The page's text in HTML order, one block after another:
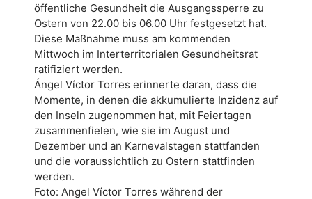
öffentliche Gesundheit die Ausgangssperre zu
Ostern von 22.00 bis 06.00 Uhr festgesetzt hat.
Diese Maßnahme muss am kommenden
Mittwoch im Interterritorialen Gesundheitsrat
ratifiziert werden.
Ángel Víctor Torres erinnerte daran, dass die
Momente, in denen die akkumulierte Inzidenz auf
den Inseln zugenommen hat, mit Feiertagen
zusammenfielen, wie sie im August und
Dezember und an Karnevalstagen stattfanden
und die voraussichtlich zu Ostern stattfinden
werden.
Foto: Angel Víctor Torres während der